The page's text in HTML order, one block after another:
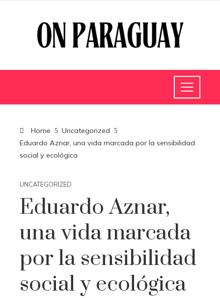
Home
Uncategorized
Eduardo Aznar, una vida marcada por la sensibilidad
social y ecológica
UNCATEGORIZED
Eduardo Aznar,
una vida marcada
por la sensibilidad
social y ecológica